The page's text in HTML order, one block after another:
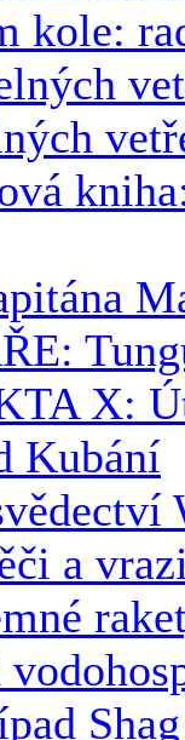
kole:
X:
Kubání
a